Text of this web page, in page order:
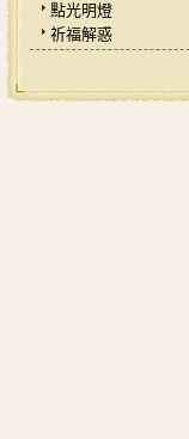
點光明燈
祈福解惑